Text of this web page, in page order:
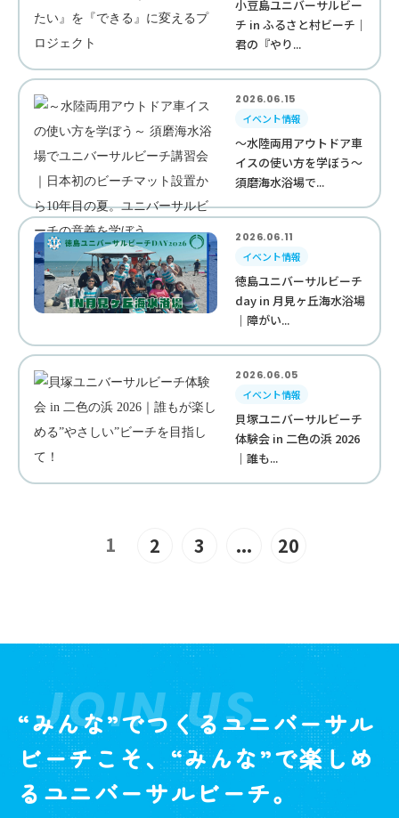
小豆島ユニバーサルビー
チ in ふるさと村ビーチ｜
君の『やり...
2026.06.15
イベント情報
～水陸両用アウトドア車
イスの使い方を学ぼう～
須磨海水浴場で...
2026.06.11
イベント情報
徳島ユニバーサルビーチ
day in 月見ヶ丘海水浴場
｜障がい...
2026.06.05
イベント情報
貝塚ユニバーサルビーチ
体験会 in 二色の浜 2026
｜誰も...
1 2 3 ... 20
JOIN US
“みんな”でつくるユニバーサル
ビーチこそ、“みんな”で楽しめ
るユニバーサルビーチ。